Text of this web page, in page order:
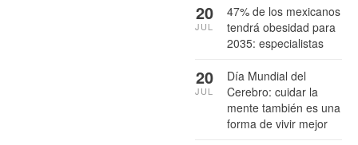
47% de los mexicanos
tendrá obesidad para
2035: especialistas
20
JUL
Día Mundial del
Cerebro: cuidar la
mente también es una
forma de vivir mejor
20
JUL